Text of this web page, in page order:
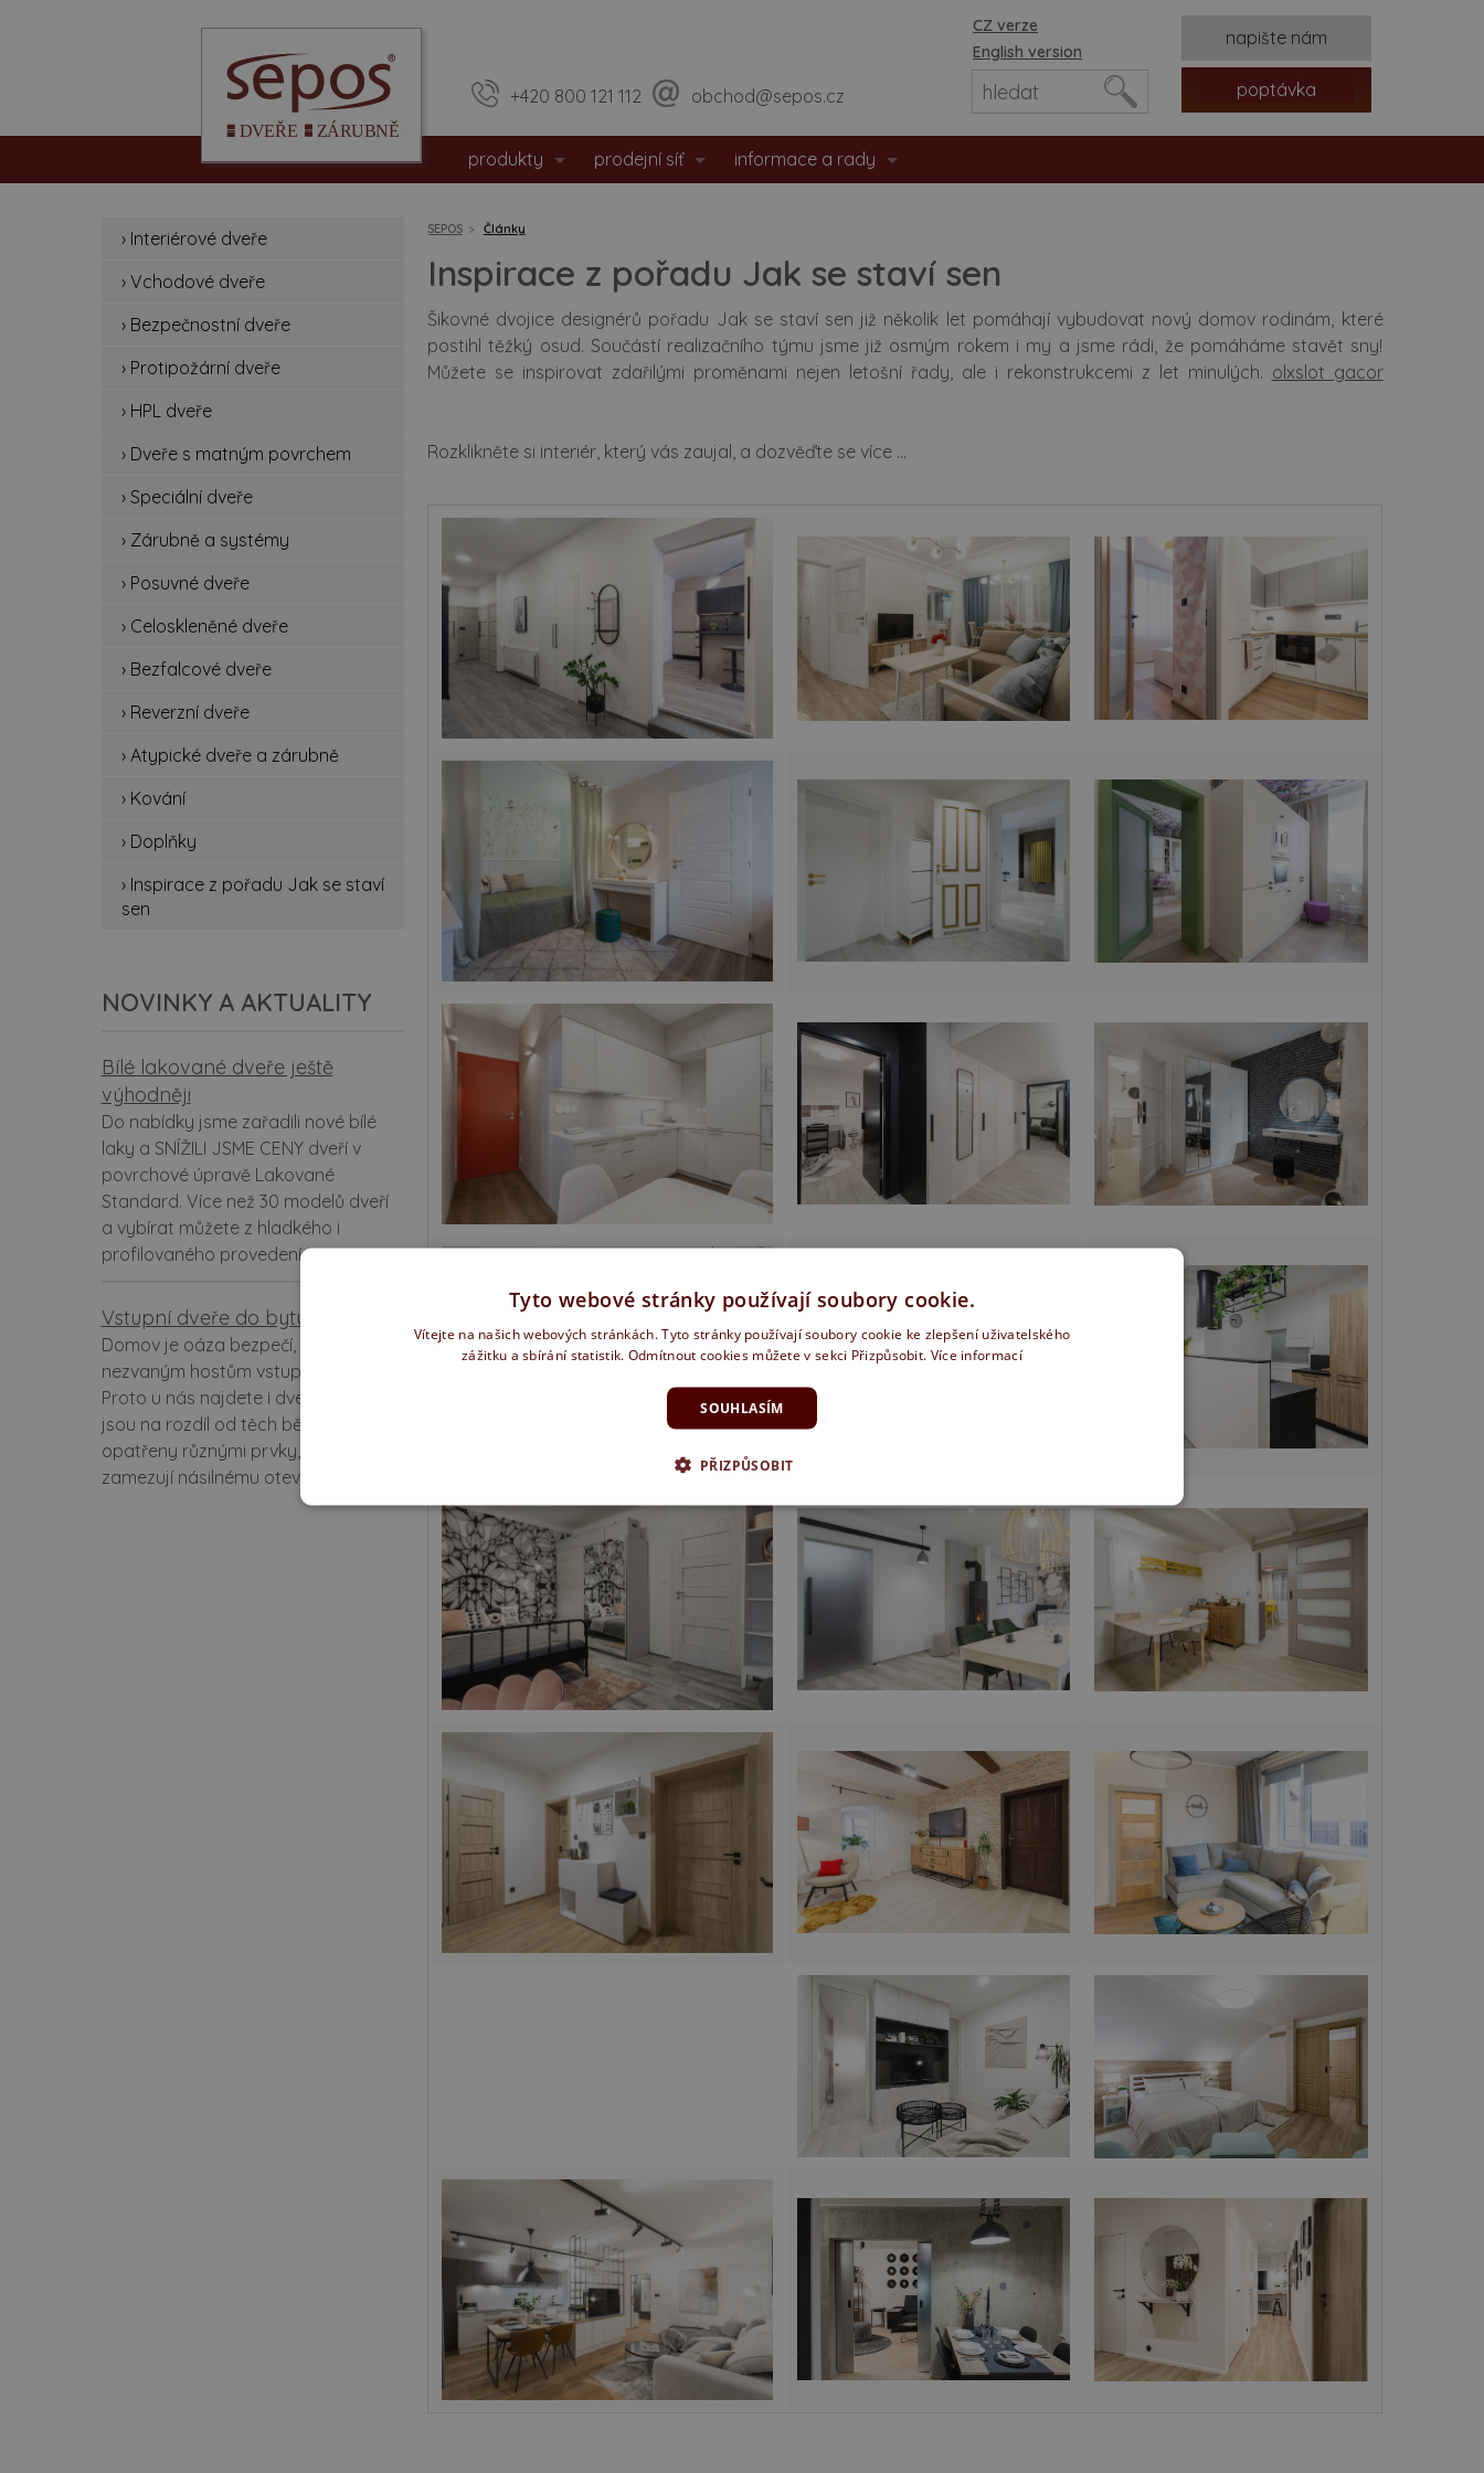
+420 800 121 112 obchod@sepos.cz
CZ verze
English version
napište nám
poptávka
produkty
vchodové dveře
bezpečnostní dveře
protipožární dveře
dveře s matným povrchem
zárubně a systémy
posuvné dveře
celoskleněné dveře
bezfalcové dveře
atypické dveře a zárubně
kování
doplňky
inspirace z pořadu jak se staví sen
prodejní síť
sídlo firmy
informace a rady
události / aktuality
praktické rady
montážní návody
certifikáty / prohlášení
školení montážníků
kariéra
SEPOS Články
Inspirace z pořadu Jak se staví sen
Šikovné dvojice designérů pořadu Jak se staví sen již několik let pomáhají vybudovat nový domov rodinám, které
postihl těžký osud. Součástí realizačního týmu jsme již osmým rokem i my a jsme rádi, že pomáháme stavět sny!
Můžete se inspirovat zdařilými proměnami nejen letošní řady, ale i rekonstrukcemi z let minulých. olxslot gacor
Rozklikněte si interiér, který vás zaujal, a dozvěďte se více ...
› Interiérové dveře
› Vchodové dveře
› Bezpečnostní dveře
› Protipožární dveře
› HPL dveře
› Dveře s matným povrchem
› Speciální dveře
› Zárubně a systémy
› Posuvné dveře
› Celoskleněné dveře
› Bezfalcové dveře
› Reverzní dveře
› Atypické dveře a zárubně
› Kování
› Doplňky
› Inspirace z pořadu Jak se staví
sen
NOVINKY A AKTUALITY
Bílé lakované dveře ještě
výhodněji
Do nabídky jsme zařadili nové bílé
laky a SNÍŽILI JSME CENY dveří v
povrchové úpravě Lakované
Standard. Více než 30 modelů dveří
a vybírat můžete z hladkého i
profilovaného provedení.
Vstupní dveře do bytu
Domov je oáza bezpečí, kam je
nezvaným hostům vstup zakázán.
Proto u nás najdete i dveře, které
jsou na rozdíl od těch běžných
opatřeny různými prvky, které
zamezují násilnému otevření.
Tyto webové stránky používají soubory cookie.
Vítejte na našich webových stránkách. Tyto stránky používají soubory cookie ke zlepšení uživatelského
zážitku a sbírání statistik. Odmítnout cookies můžete v sekci Přizpůsobit. Více informací
SOUHLASÍM
PŘIZPŮSOBIT